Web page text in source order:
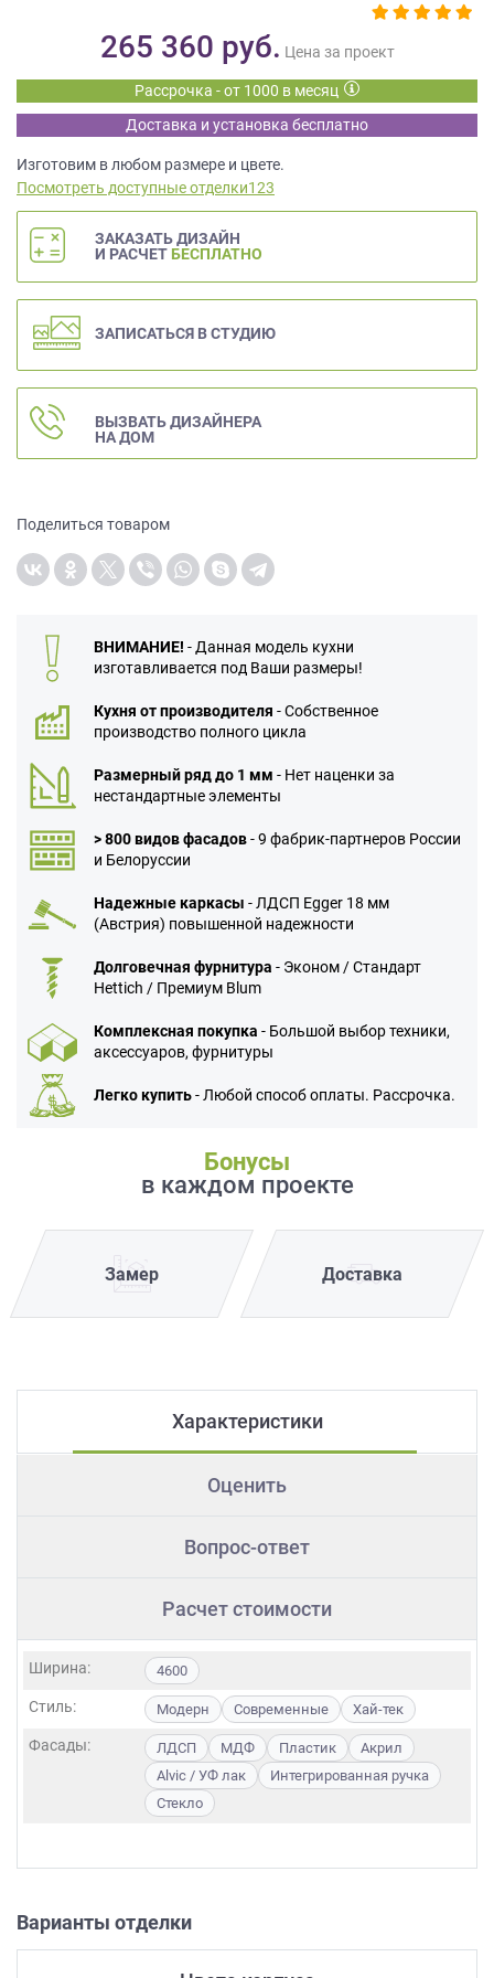
265 360 руб. Цена за проект
Рассрочка - от 1000 в месяц
Доставка и установка бесплатно
Изготовим в любом размере и цвете.
Посмотреть доступные отделки123
ЗАКАЗАТЬ ДИЗАЙН
И РАСЧЕТ БЕСПЛАТНО
ЗАПИСАТЬСЯ В СТУДИЮ
ВЫЗВАТЬ ДИЗАЙНЕРА
НА ДОМ
Поделиться товаром
ВНИМАНИЕ! - Данная модель кухни
изготавливается под Ваши размеры!
Кухня от производителя - Собственное
производство полного цикла
Размерный ряд до 1 мм - Нет наценки за
нестандартные элементы
> 800 видов фасадов- 9 фабрик-партнеров России
и Белоруссии
Надежные каркасы - ЛДСП Egger 18 мм
(Австрия) повышенной надежности
Долговечная фурнитура - Эконом / Стандарт
Hettich / Премиум Blum
Комплексная покупка - Большой выбор техники,
аксессуаров, фурнитуры
Легко купить- Любой способ оплаты. Рассрочка.
Бонусы
в каждом проекте
Замер Доставка
Характеристики
Оценить
Вопрос-ответ
Расчет стоимости
Ширина: 4600
Стиль: Модерн Современные Хай-тек
Фасады: ЛДСП МДФ Пластик
Акрил
Alvic / УФ лак
Интегрированная ручка
Стекло
Варианты отделки